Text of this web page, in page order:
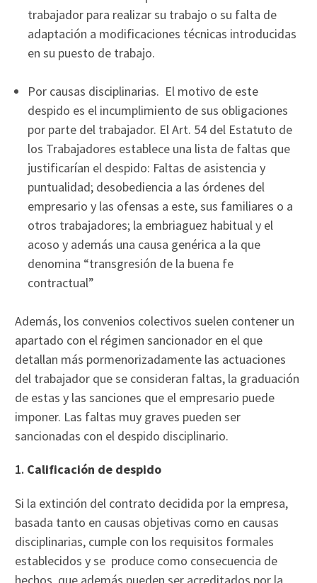
trabajador para realizar su trabajo o su falta de
adaptación a modificaciones técnicas introducidas
en su puesto de trabajo.
Por causas disciplinarias. El motivo de este
despido es el incumplimiento de sus obligaciones
por parte del trabajador. El Art. 54 del Estatuto de
los Trabajadores establece una lista de faltas que
justificarían el despido: Faltas de asistencia y
puntualidad; desobediencia a las órdenes del
empresario y las ofensas a este, sus familiares o a
otros trabajadores; la embriaguez habitual y el
acoso y además una causa genérica a la que
denomina “transgresión de la buena fe
contractual”
Además, los convenios colectivos suelen contener un
apartado con el régimen sancionador en el que
detallan más pormenorizadamente las actuaciones
del trabajador que se consideran faltas, la graduación
de estas y las sanciones que el empresario puede
imponer. Las faltas muy graves pueden ser
sancionadas con el despido disciplinario.
1. Calificación de despido
Si la extinción del contrato decidida por la empresa,
basada tanto en causas objetivas como en causas
disciplinarias, cumple con los requisitos formales
establecidos y se produce como consecuencia de